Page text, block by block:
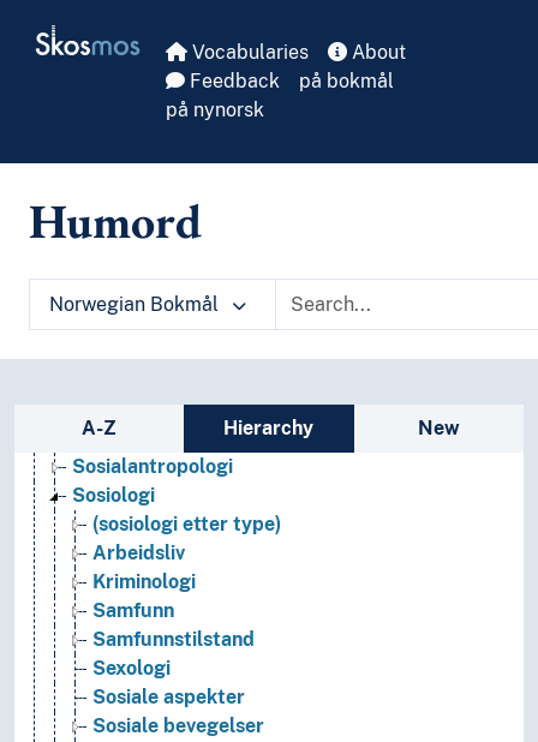
Skosmos Vocabularies
About
Feedback
på bokmål
på nynorsk
Humord
Norwegian Bokmål
Sidebar listing: list and traverse
A-Z Hierarchy New
Næringsliv og økonomi
Samfunnsvitenskap
Bygdeforskning
Framtidsforskning
Sosial organisasjon
Sosialantropologi
Sosiologi
(sosiologi etter type)
Arbeidsliv
Kriminologi
Samfunn
Samfunnstilstand
Sexologi
Sosiale aspekter
Sosiale bevegelser